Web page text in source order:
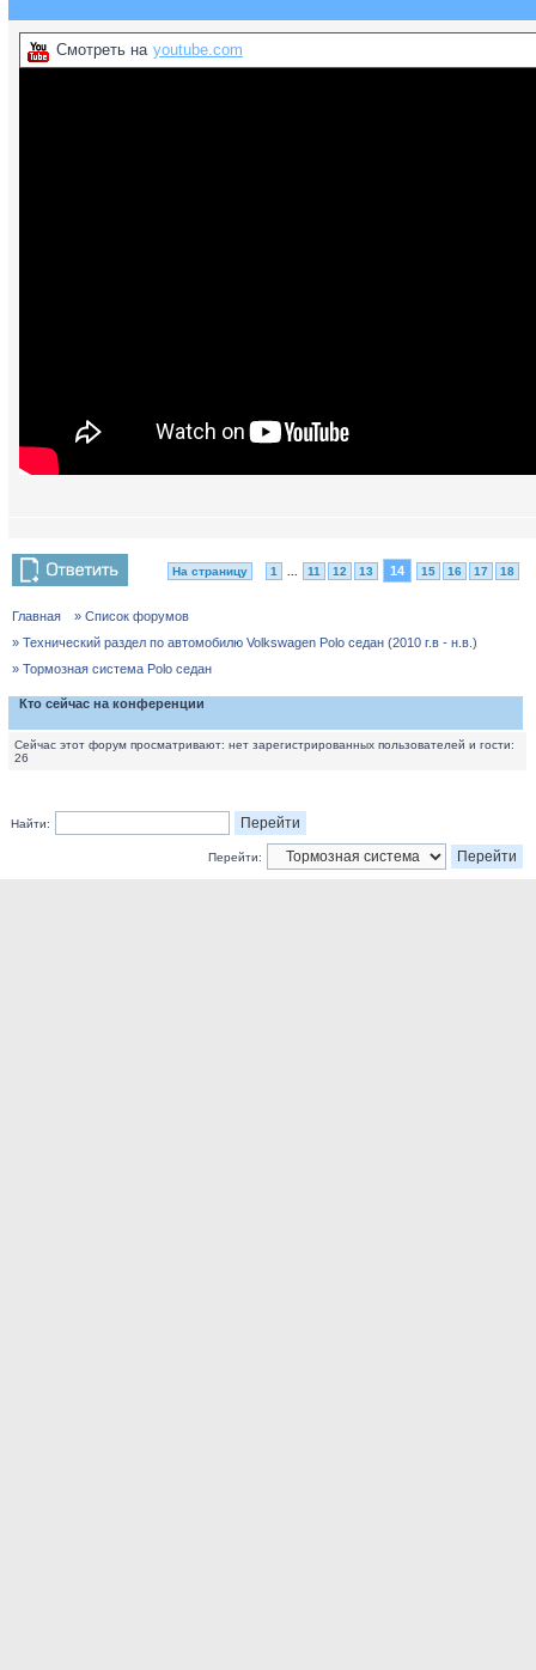
Смотреть на youtube.com
На страницу 1 11 12 13 14 15 16 17 18
Главная
» Список форумов
» Технический раздел по автомобилю Volkswagen Polo седан (2010 г.в - н.в.)
» Тормозная система Polo седан
Кто сейчас на конференции
Сейчас этот форум просматривают: нет зарегистрированных пользователей и гости:
26
Найти:
Перейти: